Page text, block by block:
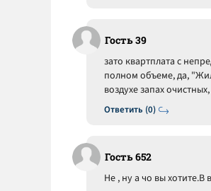
Гость 39
Ответить (0)
зато квартплата с
полном объеме, да,
воздухе запах
Гость 652
Не , ну а чо вы